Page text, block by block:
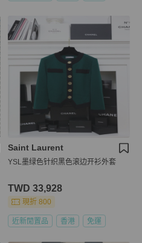
Saint Laurent
YSL墨绿色针织黑色滚边开衫外套
TWD 33,928
現折 800
近新閒置品 香港 免運